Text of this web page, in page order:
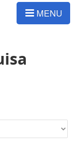
MENU